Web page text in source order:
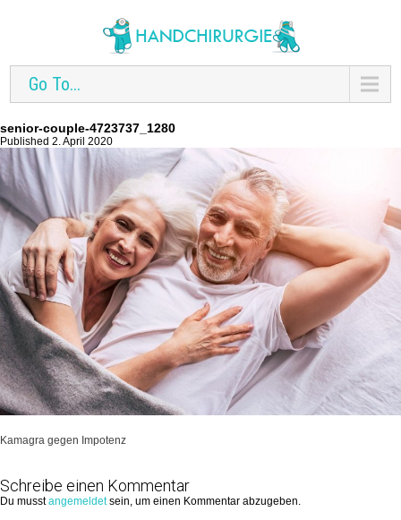
Go To...
senior-couple-4723737_1280
Published 2. April 2020
Kamagra gegen Impotenz
Schreibe einen Kommentar
Du musstangemeldetsein, um einen Kommentar abzugeben.